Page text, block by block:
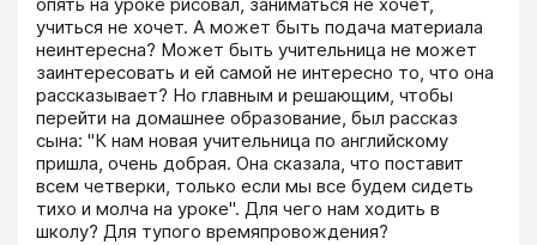
учиться не хочет. А может быть подача материала
неинтересна? Может быть учительница не может
заинтересовать и ей самой не интересно то, что она
рассказывает? Но главным и решающим, чтобы
перейти на домашнее образование, был рассказ
сына: "К нам новая учительница по английскому
пришла, очень добрая. Она сказала, что поставит
всем четверки, только если мы все будем сидеть
тихо и молча на уроке". Для чего нам ходить в
школу? Для тупого времяпровождения?